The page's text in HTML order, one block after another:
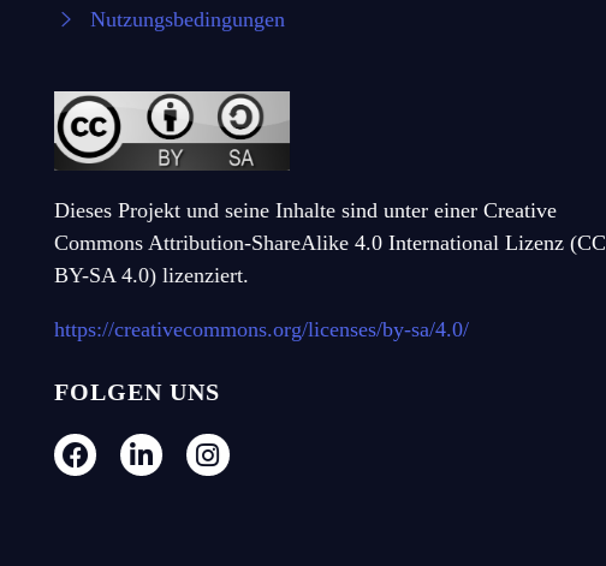
Nutzungsbedingungen
Dieses Projekt und seine Inhalte sind unter einer Creative
Commons Attribution-ShareAlike 4.0 International Lizenz (CC
BY-SA 4.0) lizenziert.
https://creativecommons.org/licenses/by-sa/4.0/
FOLGEN UNS